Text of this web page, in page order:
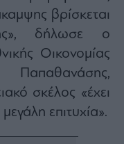
βρίσκεται
δήλωσε ο
Οικονομίας
Παπαθανάσης,
σκέλος «έχει
επιτυχία».